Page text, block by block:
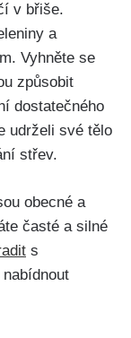
v břiše.
a
Vyhněte se
způsobit
dostatečného
udrželi své ⁤tělo‌
střev.
obecné a⁣
časté a silné
s